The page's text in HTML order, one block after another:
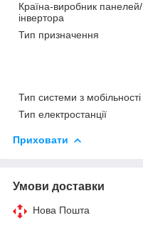
Країна-виробник панелей/
інвертора
Тип призначення
Тип системи з мобільності
Тип електростанції
Приховати
Умови доставки
Нова Пошта